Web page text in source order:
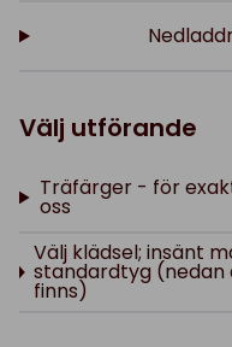
Välj utförande
Träfärger - för
oss
Välj klädsel; insänt
standardtyg
finns)